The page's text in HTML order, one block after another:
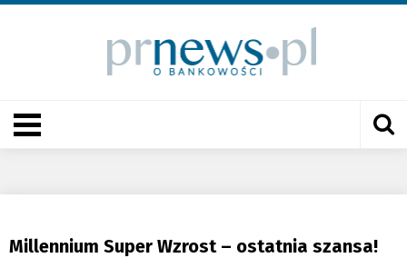
Millennium Super Wzrost – ostatnia szansa!